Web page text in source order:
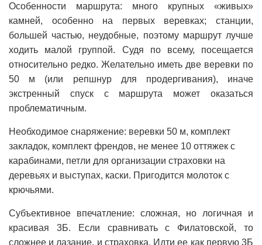
Особенности маршрута: много крупных «живых»
камней, особенно на первых веревках; станции,
большей частью, неудобные, поэтому маршрут лучше
ходить малой группой. Судя по всему, посещается
относительно редко. Желательно иметь две веревки по
50 м (или репшнур для продергивания), иначе
экстренный спуск с маршрута может оказаться
проблематичным.
Необходимое снаряжение: веревки 50 м, комплект
закладок, комплект френдов, не менее 10 оттяжек с
карабинами, петли для организации страховки на
деревьях и выступах, каски. Пригодится молоток с
крючьями.
Субъективное впечатление: сложная, но логичная и
красивая 3Б. Если сравнивать с Филатовской, то
сложнее и лазание, и страховка. Идти ее как первую 3Б